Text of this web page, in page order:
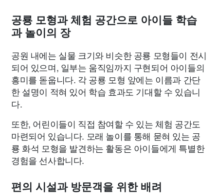
공룡 모형과 체험 공간으로 아이들 학습
과 놀이의 장
공원 내에는 실물 크기와 비슷한 공룡 모형들이 전시
되어 있으며, 일부는 움직임까지 구현되어 아이들의
흥미를 돋웁니다. 각 공룡 모형 앞에는 이름과 간단
한 설명이 적혀 있어 학습 효과도 기대할 수 있습니
다.
또한, 어린이들이 직접 참여할 수 있는 체험 공간도
마련되어 있습니다. 모래 놀이를 통해 묻혀 있는 공
룡 화석 모형을 발견하는 활동은 아이들에게 특별한
경험을 선사합니다.
편의 시설과 방문객을 위한 배려